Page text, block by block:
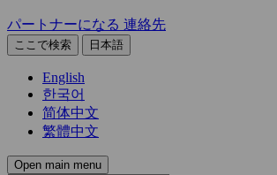
パートナーになる 連絡先
ここで検索 日本語
English
한국어
简体中文
繁體中文
Open main menu